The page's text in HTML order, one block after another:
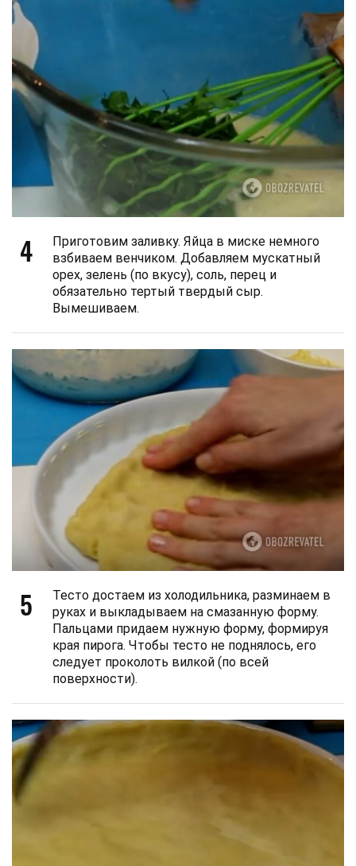
4
Приготовим заливку. Яйца в миске немного
взбиваем венчиком. Добавляем мускатный
орех, зелень (по вкусу), соль, перец и
обязательно тертый твердый сыр.
Вымешиваем.
5
Тесто достаем из холодильника, разминаем в
руках и выкладываем на смазанную форму.
Пальцами придаем нужную форму, формируя
края пирога. Чтобы тесто не поднялось, его
следует проколоть вилкой (по всей
поверхности).